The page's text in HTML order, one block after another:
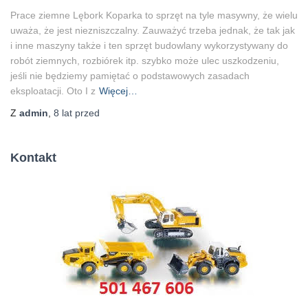
Prace ziemne Lębork Koparka to sprzęt na tyle masywny, że wielu
uważa, że jest niezniszczalny. Zauważyć trzeba jednak, że tak jak
i inne maszyny także i ten sprzęt budowlany wykorzystywany do
robót ziemnych, rozbiórek itp. szybko może ulec uszkodzeniu,
jeśli nie będziemy pamiętać o podstawowych zasadach
eksploatacji. Oto I z Więcej…
Z admin 8 lat przed
Kontakt